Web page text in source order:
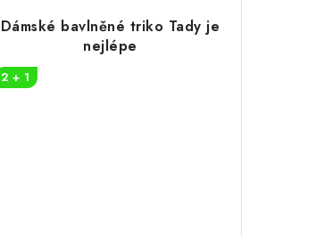
Dámské bavlněné triko Tady je
nejlépe
2 + 1